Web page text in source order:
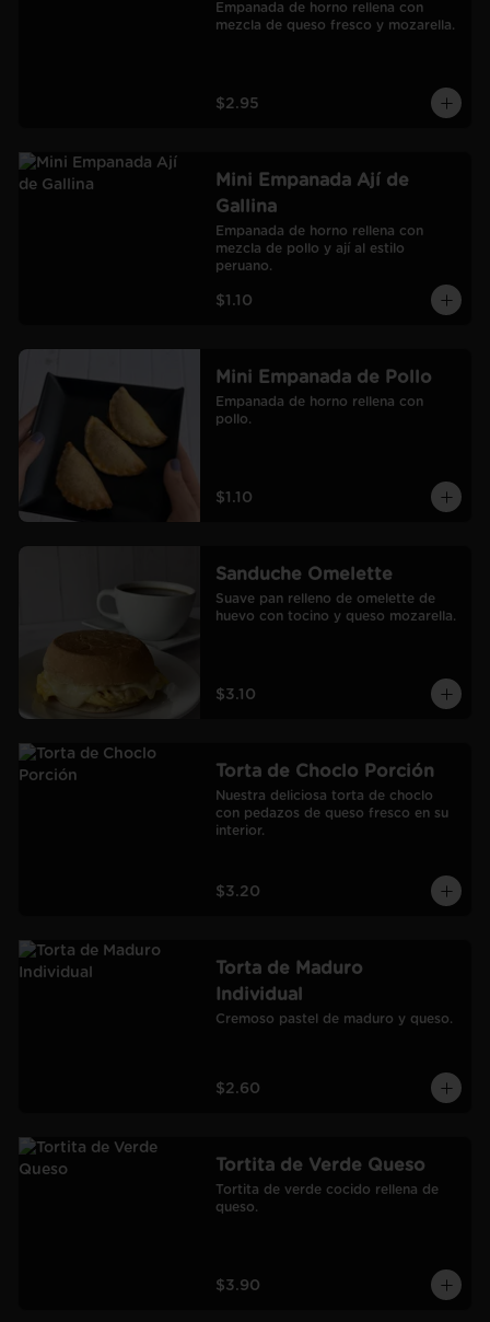
Empanada de horno rellena con
mezcla de queso fresco y mozarella.
$2.95
Mini Empanada Ají de
Gallina
Empanada de horno rellena con
mezcla de pollo y ají al estilo
peruano.
$1.10
Mini Empanada de Pollo
Empanada de horno rellena con
pollo.
$1.10
Sanduche Omelette
Suave pan relleno de omelette de
huevo con tocino y queso mozarella.
$3.10
Torta de Choclo Porción
Nuestra deliciosa torta de choclo
con pedazos de queso fresco en su
interior.
$3.20
Torta de Maduro
Individual
Cremoso pastel de maduro y queso.
$2.60
Tortita de Verde Queso
Tortita de verde cocido rellena de
queso.
$3.90